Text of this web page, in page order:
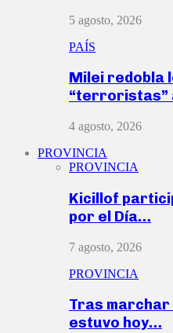
5 agosto, 2026
PAÍS
Milei redobla
“terroristas”
4 agosto, 2026
PROVINCIA
PROVINCIA
Kicillof
por el Día…
7 agosto, 2026
PROVINCIA
Tras marchar
estuvo hoy…